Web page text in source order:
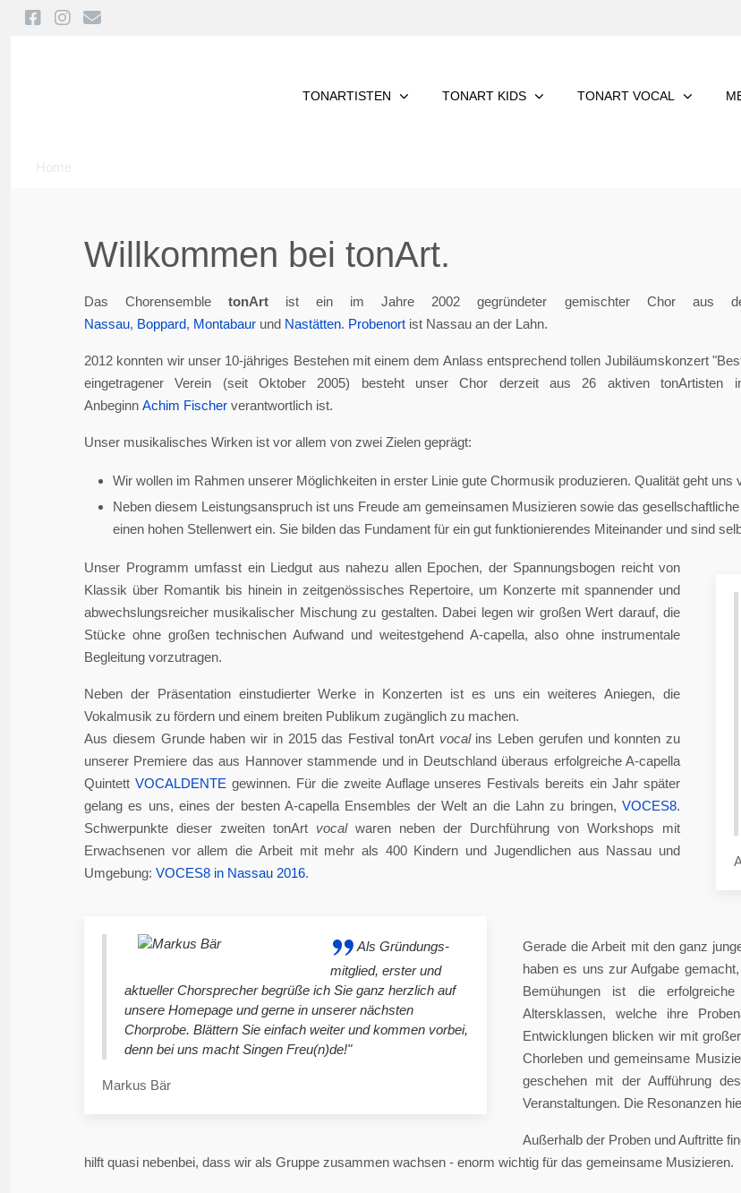
TONARTISTEN TONART KIDS TONART VOCAL
Home
Willkommen bei tonArt.
Das ChorensembletonArt ist ein im Jahre 2002 gegründeter gemischter Chor aus
Nassau, Boppard, Montabaur und Nastätten. Probenort ist Nassau an der Lahn.
2012 konnten wir unser 10-jähriges Bestehen mit einem dem Anlass entsprechend tollen Jubiläumskonzert
eingetragener Verein (seit Oktober 2005) besteht unser Chor derzeit aus 26 aktiven
Anbeginn Achim Fischer verantwortlich ist.
Unser musikalisches Wirken ist vor allem von zwei Zielen geprägt:
Wir wollen im Rahmen unserer Möglichkeiten in erster Linie gute Chormusik produzieren. Qualität geht uns
Neben diesem Leistungsanspruch ist uns Freude am gemeinsamen Musizieren sowie das
einen hohen Stellenwert ein. Sie bilden das Fundament für ein gut funktionierendes Miteinander und sind
Unser Programm umfasst ein Liedgut aus nahezu allen Epochen, der Spannungsbogen reicht von
Klassik über Romantik bis hinein in zeitgenössisches Repertoire, um Konzerte mit spannender und
abwechslungsreicher musikalischer Mischung zu gestalten. Dabei legen wir großen Wert darauf, die
Stücke ohne großen technischen Aufwand und weitestgehend A-capella, also ohne instrumentale
Begleitung vorzutragen.
Neben der Präsentation einstudierter Werke in Konzerten ist es uns ein weiteres Aniegen, die
Vokalmusik zu fördern und einem breiten Publikum zugänglich zu machen.
Aus diesem Grunde haben wir in 2015 das Festival tonArt vocal ins Leben gerufen und konnten zu
unserer Premiere das aus Hannover stammende und in Deutschland überaus erfolgreiche A-capella
Quintett VOCALDENTE gewinnen. Für die zweite Auflage unseres Festivals bereits ein Jahr später
gelang es uns, eines der besten A-capella Ensembles der Welt an die Lahn zu bringen, VOCES8.
Schwerpunkte dieser zweiten tonArt vocalwaren neben der Durchführung von Workshops mit
Erwachsenen vor allem die Arbeit mit mehr als 400 Kindern und Jugendlichen aus Nassau und
Umgebung: VOCES8 in Nassau 2016.
Als Gründungs-
mitglied, erster und
aktueller Chorsprecher begrüße ich Sie ganz herzlich auf
unsere Homepage und gerne in unserer nächsten
Chorprobe. Blättern Sie einfach weiter und kommen vorbei,
denn bei uns macht Singen Freu(n)de!"
Markus Bär
Gerade die Arbeit mit den ganz
haben es uns zur Aufgabe
Bemühungen ist die
Altersklassen, welche ihre
Entwicklungen blicken wir mit
Chorleben und gemeinsame
geschehen mit der Aufführung
Veranstaltungen. Die Resonanzen
Außerhalb der Proben und Auftritte
hilft quasi nebenbei, dass wir als Gruppe zusammen wachsen - enorm wichtig für das gemeinsame Musizieren.